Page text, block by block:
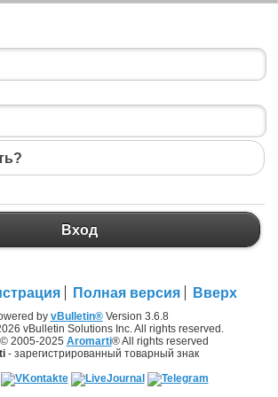
Вход
Полная версия Вверх
by vBulletin®Version 3.6.8
vBulletin Solutions Inc. All rights reserved.
2005-2025 Aromarti® All rights reserved
- зарегистрированный товарный знак